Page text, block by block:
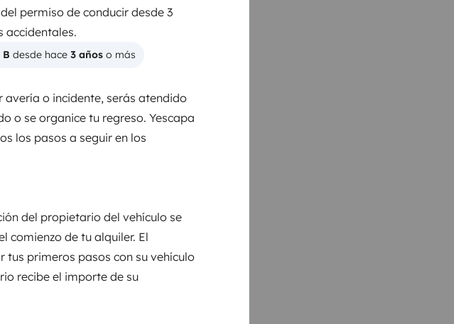
permiso de conducir desde 3
accidentales.
desde hace 3 años o más
avería o incidente, serás atendido
o se organice tu regreso. Yescapa
los pasos a seguir en los
del propietario del vehículo se
comienzo de tu alquiler. El
primeros pasos con su vehículo
recibe el importe de su